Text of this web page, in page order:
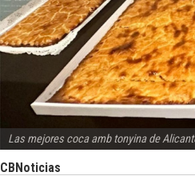
Las mejores coca amb tonyina de
CBNoticias